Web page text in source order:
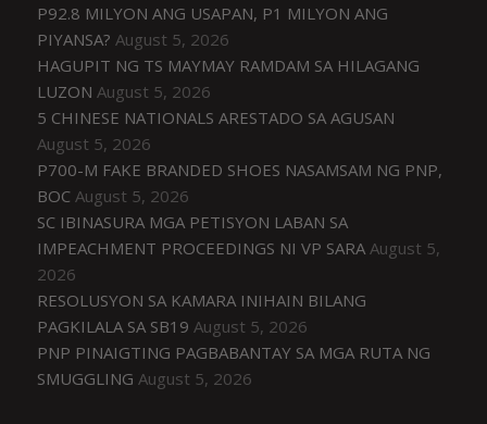
P92.8 MILYON ANG USAPAN, P1 MILYON ANG
PIYANSA? August 5, 2026
HAGUPIT NG TS MAYMAY RAMDAM SA HILAGANG
LUZON August 5, 2026
5 CHINESE NATIONALS ARESTADO SA AGUSAN
August 5, 2026
P700-M FAKE BRANDED SHOES NASAMSAM NG PNP,
BOC August 5, 2026
SC IBINASURA MGA PETISYON LABAN SA
IMPEACHMENT PROCEEDINGS NI VP SARA August 5,
2026
RESOLUSYON SA KAMARA INIHAIN BILANG
PAGKILALA SA SB19 August 5, 2026
PNP PINAIGTING PAGBABANTAY SA MGA RUTA NG
SMUGGLING August 5, 2026